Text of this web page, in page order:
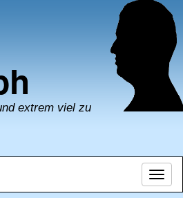
extrem viel zu